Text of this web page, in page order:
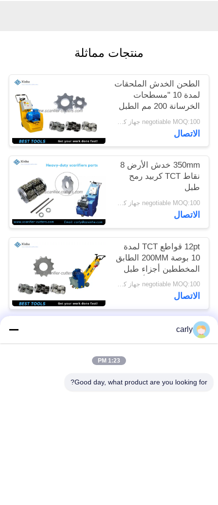
خريطة
الموقع
سياسة
الخصوصية
منتجات مماثلة
الطحن الخدش الملحقات
لمدة 10 "مسطحات
الخرسانة 200 مم الطبل
الإيجار معدات إعداد
السطح
negotiable MOQ:100 جهاز كمبيوتر شخصى
الاتصال
350mm خدش الأرض 8
نقاط TCT كربيد رمح
طبل
negotiable MOQ:100 جهاز كمبيوتر شخصى
الاتصال
12pt قواطع TCT لمدة
10 بوصة 200MM الطابق
المخططين أجزاء طبل
الإعداد استبدال أجزاء
negotiable MOQ:100 جهاز كمبيوتر شخصى
الاتصال
فئات شعبية
carly
1:23 PM
Good day, what product are you looking for?